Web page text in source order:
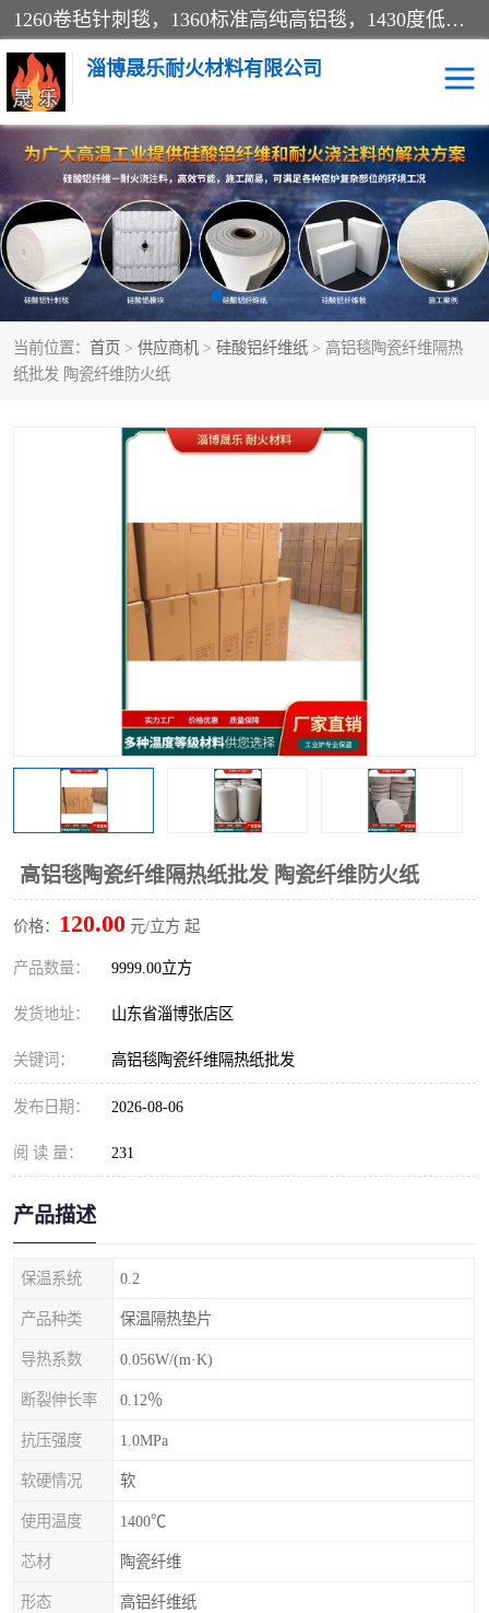
1260卷毡针刺毯，1360标准高纯高铝毯，1430度低锆锆铝含锆毯，普通挡渣棉卷毡，防火纸、挡火板、隔热垫片模块、棉块、折叠块、散棉高温固化剂价格规格密度多少钱图片视频立方平米参数指标
淄博晟乐耐火材料有限公司
当前位置： 首页 > 供应商机 > 硅酸铝纤维纸 > 高铝毯陶瓷纤维隔热
纸批发 陶瓷纤维防火纸
高铝毯陶瓷纤维隔热纸批发 陶瓷纤维防火纸
价格： 120.00 元/立方 起
产品数量： 9999.00立方
发货地址： 山东省淄博张店区
关键词： 高铝毯陶瓷纤维隔热纸批发
发布日期： 2026-08-06
阅 读 量： 231
产品描述
保温系统 0.2
产品种类 保温隔热垫片
导热系数 0.056W/(m·K)
断裂伸长率 0.12％
抗压强度 1.0MPa
软硬情况 软
使用温度 1400℃
芯材 陶瓷纤维
形态 高铝纤维纸
硅酸铝挡渣棉 硅酸铝纤维纸
硅酸铝挡火板 高铝毯
含锆毯 硅酸铝折叠块
硅酸铝散棉 硅酸铝纤维毯
硅酸铝模块